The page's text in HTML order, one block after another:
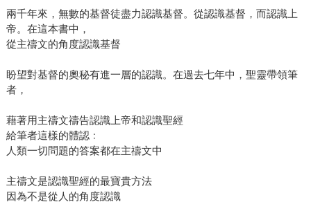
兩千年來，無數的基督徒盡力認識基督。從認識基督，而認識上
帝。在這本書中，
從主禱文的角度認識基督
盼望對基督的奧秘有進一層的認識。在過去七年中，聖靈帶領筆
者，
藉著用主禱文禱告認識上帝和認識聖經
給筆者這樣的體認﹕
人類一切問題的答案都在主禱文中
主禱文是認識聖經的最寶貴方法
因為不是從人的角度認識